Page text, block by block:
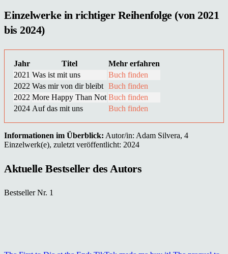
Einzelwerke in richtiger Reihenfolge (von 2021
bis 2024)
Jahr Titel
Mehr erfahren
2021 Was ist mit uns
Buch finden
2022 Was mir von dir bleibt Buch finden
2022 More Happy Than Not Buch finden
2024 Auf das mit uns Buch finden
Informationen im Überblick: Autor/in: Adam Silvera, 4
Einzelwerk(e), zuletzt veröffentlicht: 2024
Aktuelle Bestseller des Autors
Bestseller Nr. 1